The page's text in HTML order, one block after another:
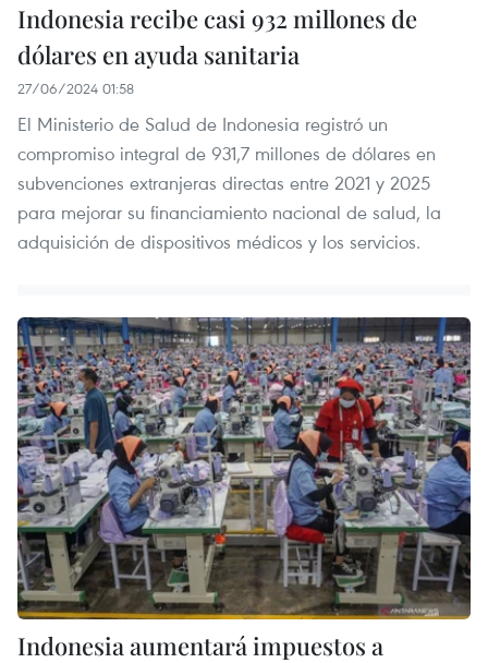
Indonesia recibe casi 932 millones de
dólares en ayuda sanitaria
27/06/2024 01:58
El Ministerio de Salud de Indonesia registró un
compromiso integral de 931,7 millones de dólares en
subvenciones extranjeras directas entre 2021 y 2025
para mejorar su financiamiento nacional de salud, la
adquisición de dispositivos médicos y los servicios.
Indonesia aumentará impuestos a